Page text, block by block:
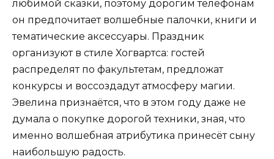
любимой сказки, поэтому дорогим телефонам
он предпочитает волшебные палочки, книги и
тематические аксессуары. Праздник
организуют в стиле Хогвартса: гостей
распределят по факультетам, предложат
конкурсы и воссоздадут атмосферу магии.
Эвелина признаётся, что в этом году даже не
думала о покупке дорогой техники, зная, что
именно волшебная атрибутика принесёт сыну
наибольшую радость.